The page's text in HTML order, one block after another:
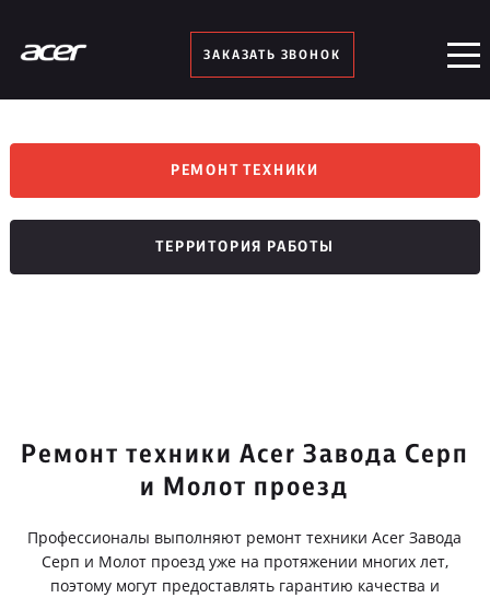
ЗАКАЗАТЬ ЗВОНОК
РЕМОНТ ТЕХНИКИ
ТЕРРИТОРИЯ РАБОТЫ
Ремонт техники Acer Завода Серп
и Молот проезд
Профессионалы выполняют ремонт техники Acer Завода
Серп и Молот проезд уже на протяжении многих лет,
поэтому могут предоставлять гарантию качества и